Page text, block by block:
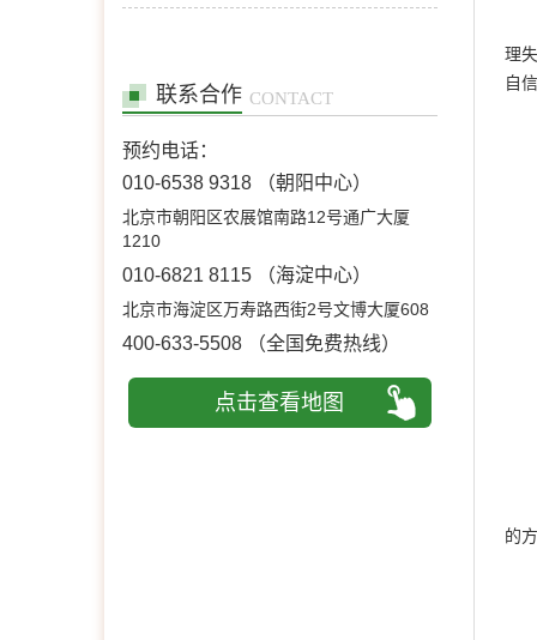
联系合作 CONTACT
预约电话：
010-6538 9318
（朝阳中心）
北京市朝阳区农展馆南路12号通广大厦
1210
010-6821 8115 （海淀中心）
北京市海淀区万寿路西街2号文博大厦608
400-633-5508 （全国免费热线）
点击查看地图
理
自
的